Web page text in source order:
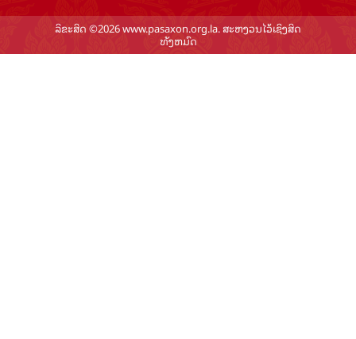
ລິຂະສິດ ©2026 www.pasaxon.org.la. ສະຫງວນໄວ້ເຊິງສິດ
ທັງຫມົດ